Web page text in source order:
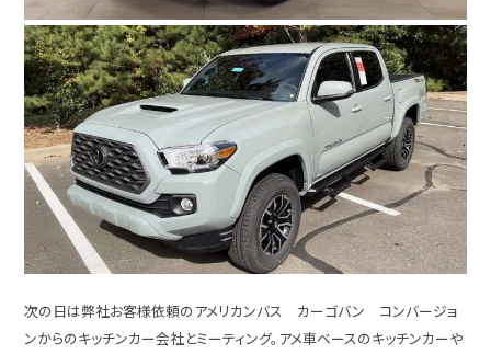
次の日は弊社お客様依頼のアメリカンバス カーゴバン コンバージョ
ンからのキッチンカー会社とミーティング。アメ車ベースのキッチンカーや